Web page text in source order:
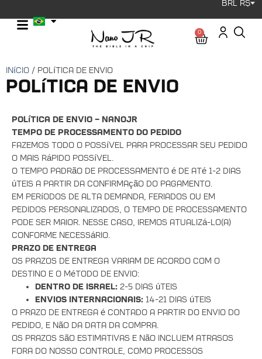
BRL R$
0
Início / Política de Envio
Política de Envio
Política de Envio – NanoJR
Tempo de Processamento do Pedido
Fazemos todo o possível para processar seu pedido
o mais rápido possível.
O tempo padrão de processamento é de até 1-2 dias
úteis a partir da confirmação do pagamento.
Em períodos de alta demanda, feriados ou em
pedidos personalizados, o tempo de processamento
pode ser maior. Nesse caso, iremos atualizá-lo(a)
conforme necessário.
Prazo de Entrega
Os prazos de entrega variam de acordo com o
destino e o método de envio:
Dentro de Israel: 2-5 dias úteis
Envios internacionais: 14-21 dias úteis
O prazo de entrega é contado a partir do envio do
pedido, e não da data da compra.
Os prazos são estimativas e não incluem atrasos
fora do nosso controle, como processos